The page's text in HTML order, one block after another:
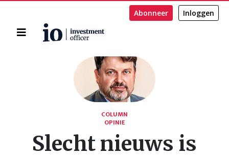
Home
Abonneer Inloggen
COLUMN
OPINIE
Slecht nieuws is